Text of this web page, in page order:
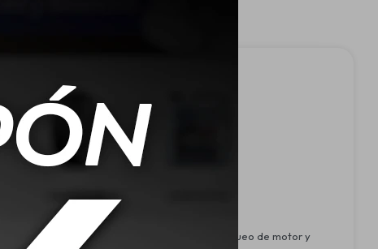
y 1 manual de usuario.
como desconexión de la radio, bloqueo de motor y